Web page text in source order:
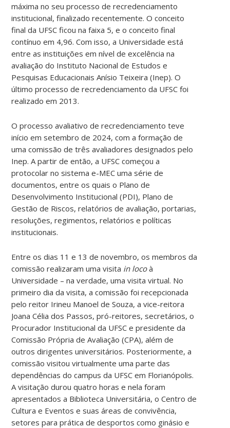
máxima no seu processo de recredenciamento
institucional, finalizado recentemente. O conceito
final da UFSC ficou na faixa 5, e o conceito final
contínuo em 4,96. Com isso, a Universidade está
entre as instituições em nível de excelência na
avaliação do Instituto Nacional de Estudos e
Pesquisas Educacionais Anísio Teixeira (Inep). O
último processo de recredenciamento da UFSC foi
realizado em 2013.
O processo avaliativo de recredenciamento teve
início em setembro de 2024, com a formação de
uma comissão de três avaliadores designados pelo
Inep. A partir de então, a UFSC começou a
protocolar no sistema e-MEC uma série de
documentos, entre os quais o Plano de
Desenvolvimento Institucional (PDI), Plano de
Gestão de Riscos, relatórios de avaliação, portarias,
resoluções, regimentos, relatórios e políticas
institucionais.
Entre os dias 11 e 13 de novembro, os membros da
comissão realizaram uma visita in locoà
Universidade – na verdade, uma visita virtual. No
primeiro dia da visita, a comissão foi recepcionada
pelo reitor Irineu Manoel de Souza, a vice-reitora
Joana Célia dos Passos, pró-reitores, secretários, o
Procurador Institucional da UFSC e presidente da
Comissão Própria de Avaliação (CPA), além de
outros dirigentes universitários. Posteriormente, a
comissão visitou virtualmente uma parte das
dependências do campus da UFSC em Florianópolis.
A visitação durou quatro horas e nela foram
apresentados a Biblioteca Universitária, o Centro de
Cultura e Eventos e suas áreas de convivência,
setores para prática de desportos como ginásio e